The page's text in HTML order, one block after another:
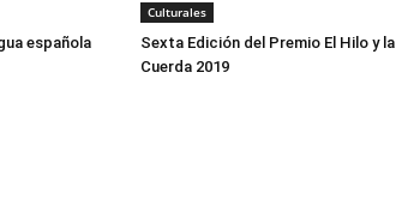
española
Culturales
Sexta Edición del Premio El Hilo y la
Cuerda 2019